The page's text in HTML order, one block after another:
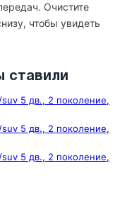
Очистите
чтобы увидеть
ставили
5 дв., 2 поколение,
5 дв., 2 поколение,
5 дв., 2 поколение,